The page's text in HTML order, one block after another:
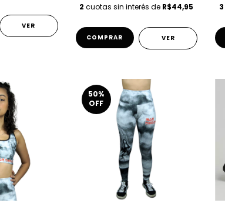
VER
2 cuotas sin interés de R$44,95
COMPRAR VER
3
50%
OFF